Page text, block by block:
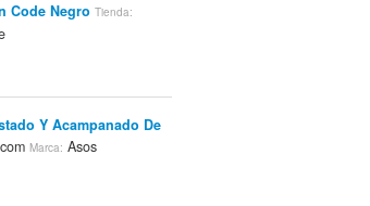
Code Negro Tienda:
Y Acampanado De
Marca: Asos